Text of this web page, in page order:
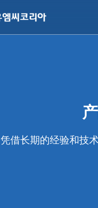
凭借长期的经验和技